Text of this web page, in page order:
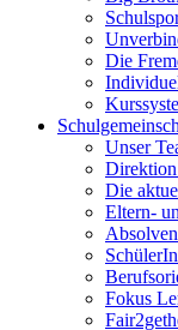
Die
Unser
Direktion
Die
Eltern-
Fokus